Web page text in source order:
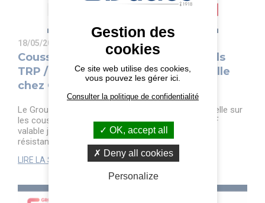
18/05/2026
Coussins de suspension poids lourds
TRP / DAF : promotion exceptionnelle
chez Groupe Duclos
Le Groupe Duclos lance une promotion exceptionnelle sur
les coussins de suspension poids lourds TRP / DAF
valable jusqu'au 31 mai 2026. Confort de conduite,
résistance dans le temps, compatibilité ...
LIRE LA SUITE
Gestion des
cookies
Ce site web utilise des cookies,
vous pouvez les gérer ici.
Consulter la politique de confidentialité
OK, accept all
Deny all cookies
Personalize